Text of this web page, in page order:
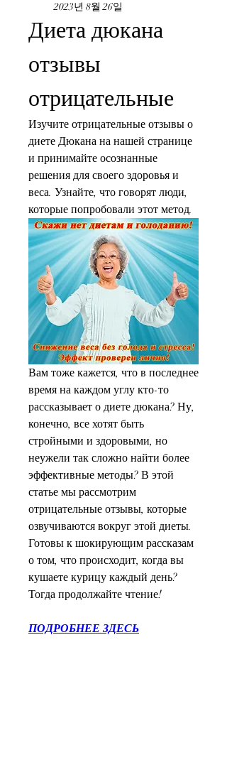
2023년 8월 26일
Диета дюкана
отзывы
отрицательные
Изучите отрицательные отзывы о
диете Дюкана на нашей странице
и принимайте осознанные
решения для своего здоровья и
веса. Узнайте, что говорят люди,
которые попробовали этот метод.
Вам тоже кажется, что в последнее
время на каждом углу кто-то
рассказывает о диете дюкана? Ну,
конечно, все хотят быть
стройными и здоровыми, но
неужели так сложно найти более
эффективные методы? В этой
статье мы рассмотрим
отрицательные отзывы, которые
озвучиваются вокруг этой диеты.
Готовы к шокирующим рассказам
о том, что происходит, когда вы
кушаете курицу каждый день?
Тогда продолжайте чтение!
ПОДРОБНЕЕ ЗДЕСЬ